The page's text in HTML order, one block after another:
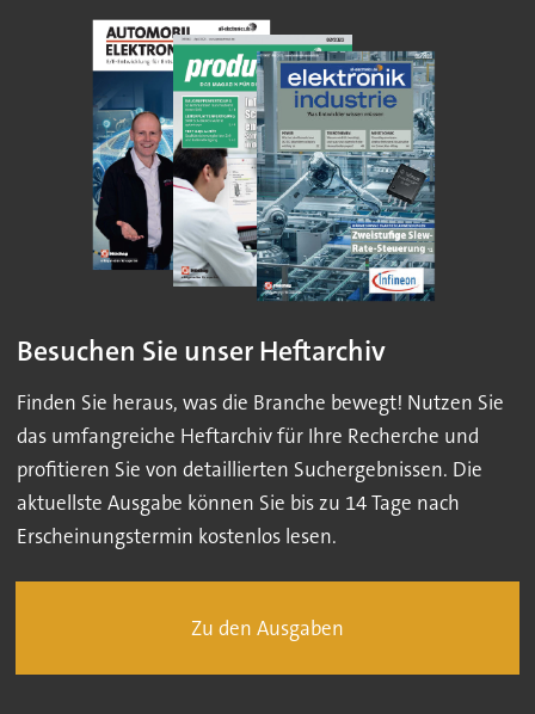
Besuchen Sie unser Heftarchiv
Finden Sie heraus, was die Branche bewegt! Nutzen Sie
das umfangreiche Heftarchiv für Ihre Recherche und
profitieren Sie von detaillierten Suchergebnissen. Die
aktuellste Ausgabe können Sie bis zu 14 Tage nach
Erscheinungstermin kostenlos lesen.
Zu den Ausgaben